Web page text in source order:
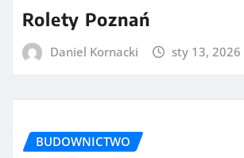
Rolety Poznań
Daniel Kornacki sty 13, 2026
BUDOWNICTWO